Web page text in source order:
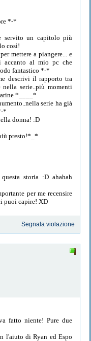
*-*
servito un capitolo più
così!
mettere a piangere... e
accanto al mio pc che
fantastico *-*
descrivi il rapporto tra
serie..più momenti
*____*
serie ha già
*
donna! :D
presto!*_*
storia :D ahahah
per me recensire
puoi capire! XD
Segnala violazione
fatto niente! Pure due
l'aiuto di Ryan ed Espo